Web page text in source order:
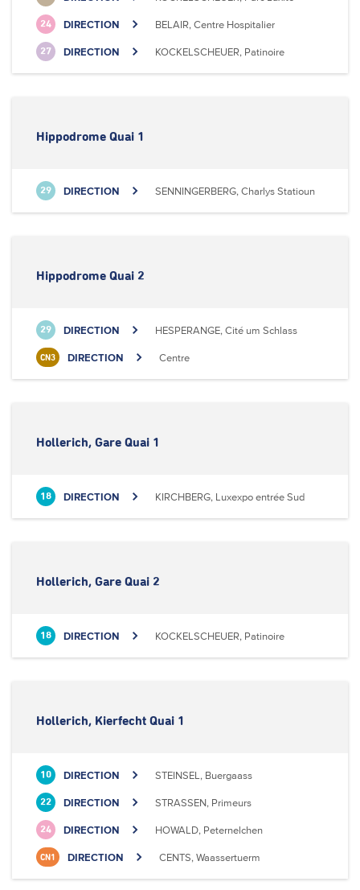
24 DIRECTION BELAIR, Centre Hospitalier
27 DIRECTION KOCKELSCHEUER, Patinoire
Hippodrome Quai 1
29 DIRECTION SENNINGERBERG, Charlys Statioun
Hippodrome Quai 2
29 DIRECTION HESPERANGE, Cité um Schlass
CN3 DIRECTION Centre
Hollerich, Gare Quai 1
18 DIRECTION KIRCHBERG, Luxexpo entrée Sud
Hollerich, Gare Quai 2
18 DIRECTION KOCKELSCHEUER, Patinoire
Hollerich, Kierfecht Quai 1
10 DIRECTION STEINSEL, Buergaass
22 DIRECTION STRASSEN, Primeurs
24 DIRECTION HOWALD, Peternelchen
CN1 DIRECTION CENTS, Waassertuerm